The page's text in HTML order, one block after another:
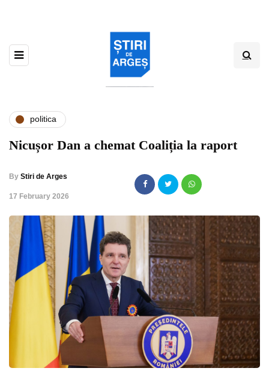
politica
Nicușor Dan a chemat Coaliția la raport
By Stiri de Arges
,17 February 2026